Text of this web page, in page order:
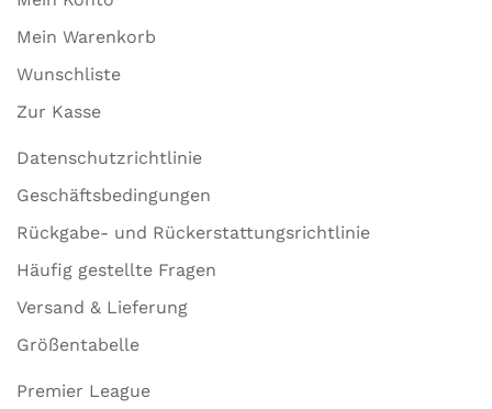
Mein Warenkorb
Wunschliste
Zur Kasse
Datenschutzrichtlinie
Geschäftsbedingungen
Rückgabe- und Rückerstattungsrichtlinie
Häufig gestellte Fragen
Versand & Lieferung
Größentabelle
Premier League